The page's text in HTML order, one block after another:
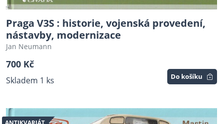
Praga V3S : historie, vojenská provedení,
nástavby, modernizace
Jan Neumann
700 Kč
Skladem 1 ks Do košíku